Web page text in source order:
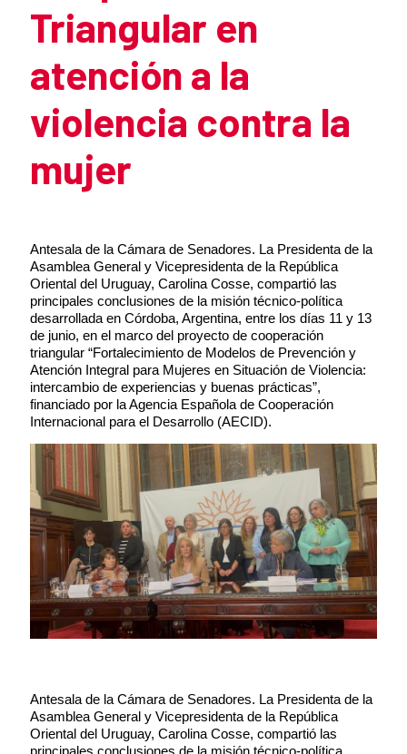
Triangular en
atención a la
violencia contra la
mujer
Antesala de la Cámara de Senadores. La Presidenta de la
Asamblea General y Vicepresidenta de la República
Oriental del Uruguay, Carolina Cosse, compartió las
principales conclusiones de la misión técnico-política
desarrollada en Córdoba, Argentina, entre los días 11 y 13
de junio, en el marco del proyecto de cooperación
triangular “Fortalecimiento de Modelos de Prevención y
Atención Integral para Mujeres en Situación de Violencia:
intercambio de experiencias y buenas prácticas”,
financiado por la Agencia Española de Cooperación
Internacional para el Desarrollo (AECID).
Antesala de la Cámara de Senadores. La Presidenta de la
Asamblea General y Vicepresidenta de la República
Oriental del Uruguay, Carolina Cosse, compartió las
principales conclusiones de la misión técnico-política